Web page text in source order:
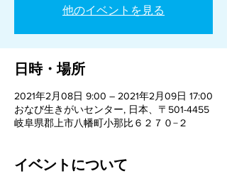
他のイベントを見る
日時・場所
2021年2月08日 9:00 – 2021年2月09日 17:00
おなび生きがいセンター, 日本、〒501-4455
岐阜県郡上市八幡町小那比６２７０−２
イベントについて